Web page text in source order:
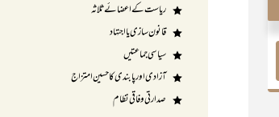
ریاست کے اعضائے ثلاثہ
قانون سازی یا اجتہاد
سیاسی جماعتیں
آزادی اور پابندی کا حسین امتزاج
صدارتی وفاقی نظام